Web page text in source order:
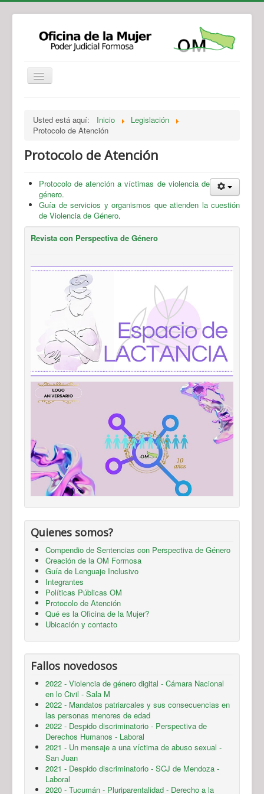
Legislación
Novedades
Usted está aquí: Inicio
Legislación
Protocolo de Atención
Protocolo de Atención
Protocolo de atención a víctimas de violencia de
género.
Guía de servicios y organismos que atienden la cuestión
de Violencia de Género.
Revista con Perspectiva de Género
Quienes somos?
Compendio de Sentencias con Perspectiva de Género
Creación de la OM Formosa
Guía de Lenguaje Inclusivo
Integrantes
Políticas Públicas OM
Protocolo de Atención
Qué es la Oficina de la Mujer?
Ubicación y contacto
Fallos novedosos
2022 - Violencia de género digital - Cámara Nacional
en lo Civil - Sala M
2022 - Mandatos patriarcales y sus consecuencias en
las personas menores de edad
2022 - Despido discriminatorio - Perspectiva de
Derechos Humanos - Laboral
2021 - Un mensaje a una víctima de abuso sexual -
San Juan
2021 - Despido discriminatorio - SCJ de Mendoza -
Laboral
2020 - Tucumán - Pluriparentalidad - Derecho a la